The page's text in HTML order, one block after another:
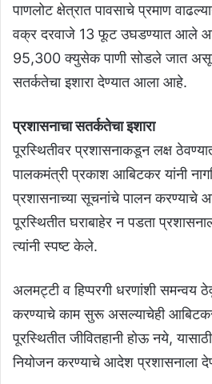
पाणलोट क्षेत्रात पावसाचे प्रमाण
वक्र दरवाजे 13 फूट उघडण्यात आले
95,300 क्युसेक पाणी सोडले जात असून
सतर्कतेचा इशारा देण्यात आला आहे.
प्रशासनाचा सतर्कतेचा इशारा
पूरस्थितीवर प्रशासनाकडून लक्ष
पालकमंत्री प्रकाश आबिटकर यांनी
प्रशासनाच्या सूचनांचे पालन
पूरस्थितीत घराबाहेर न पडता
त्यांनी स्पष्ट केले.
अलमट्टी व हिप्परगी धरणांशी समन्वय
करण्याचे काम सुरू असल्याचेही
पूरस्थितीत जीवितहानी होऊ नये,
नियोजन करण्याचे आदेश प्रशासनाला